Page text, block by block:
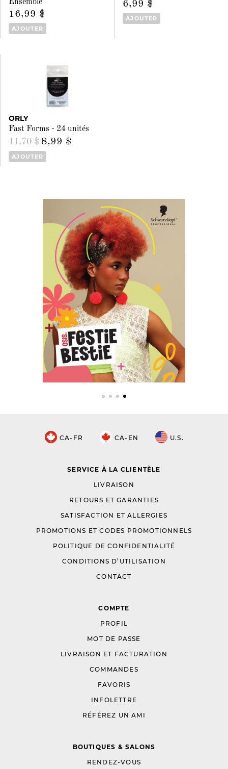
Ensemble
16,99 $
AJOUTER
6,99 $
AJOUTER
ORLY
Fast Forms - 24 unités
11,70 $ 8,99 $
AJOUTER
CA-FR CA-EN U.S.
SERVICE À LA CLIENTÈLE
LIVRAISON
RETOURS ET GARANTIES
SATISFACTION ET ALLERGIES
PROMOTIONS ET CODES PROMOTIONNELS
POLITIQUE DE CONFIDENTIALITÉ
CONDITIONS D’UTILISATION
CONTACT
COMPTE
PROFIL
MOT DE PASSE
LIVRAISON ET FACTURATION
COMMANDES
FAVORIS
INFOLETTRE
RÉFÉREZ UN AMI
BOUTIQUES & SALONS
RENDEZ-VOUS